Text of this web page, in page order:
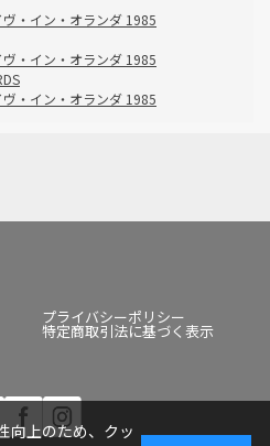
・イン・オランダ 1985
・イン・オランダ 1985
・イン・オランダ 1985
プライバシーポリシー
特定商取引法に基づく表示
向上のため、クッ